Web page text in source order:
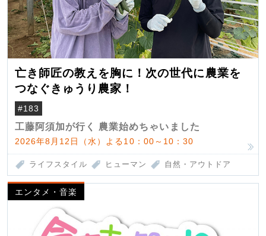
亡き師匠の教えを胸に！次の世代に農業を
つなぐきゅうり農家！
#183
工藤阿須加が行く 農業始めちゃいました
2026年8月12日（水）よる10：00～10：30
ライフスタイル ヒューマン 自然・アウトドア
エンタメ・音楽